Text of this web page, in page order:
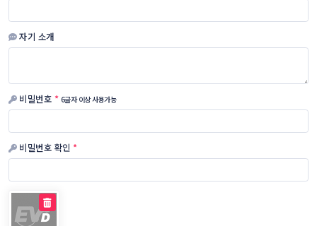
자기 소개
비밀번호 * 6글자 이상 사용가능
비밀번호 확인*